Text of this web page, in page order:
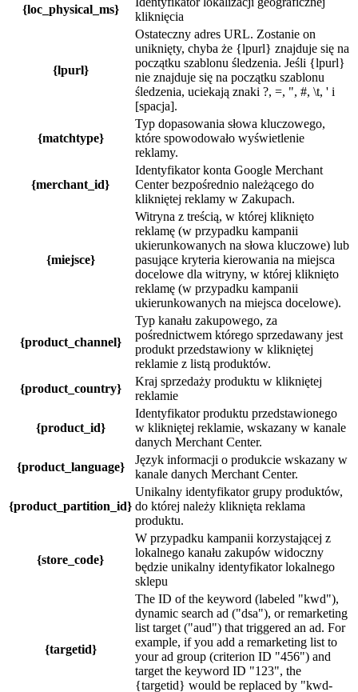
{loc_physical_ms}
kliknięcia
{lpurl}
Ostateczny adres URL. Zostanie on
uniknięty, chyba że {lpurl} znajduje się na
początku szablonu śledzenia. Jeśli {lpurl}
nie znajduje się na początku szablonu
śledzenia, uciekają znaki ?, =, ", #, \t, ' i
[spacja].
{matchtype}
Typ dopasowania słowa kluczowego,
które spowodowało wyświetlenie
reklamy.
{merchant_id}
Identyfikator konta Google Merchant
Center bezpośrednio należącego do
klikniętej reklamy w Zakupach.
{miejsce}
Witryna z treścią, w której kliknięto
reklamę (w przypadku kampanii
ukierunkowanych na słowa kluczowe) lub
pasujące kryteria kierowania na miejsca
docelowe dla witryny, w której kliknięto
reklamę (w przypadku kampanii
ukierunkowanych na miejsca docelowe).
{product_channel}
Typ kanału zakupowego, za
pośrednictwem którego sprzedawany jest
produkt przedstawiony w klikniętej
reklamie z listą produktów.
{product_country}
Kraj sprzedaży produktu w klikniętej
reklamie
{product_id}
Identyfikator produktu przedstawionego
w klikniętej reklamie, wskazany w kanale
danych Merchant Center.
{product_language}
Język informacji o produkcie wskazany w
kanale danych Merchant Center.
{product_partition_id}
Unikalny identyfikator grupy produktów,
do której należy kliknięta reklama
produktu.
{store_code}
W przypadku kampanii korzystającej z
lokalnego kanału zakupów widoczny
będzie unikalny identyfikator lokalnego
sklepu
{targetid}
The ID of the keyword (labeled "kwd"),
dynamic search ad ("dsa"), or remarketing
list target ("aud") that triggered an ad. For
example, if you add a remarketing list to
your ad group (criterion ID "456") and
target the keyword ID "123", the
{targetid} would be replaced by "kwd-